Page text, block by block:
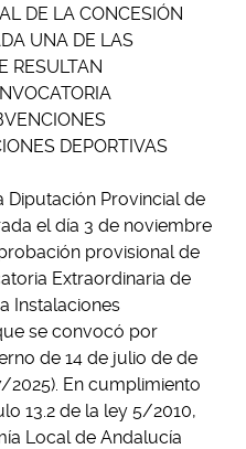
DE LA CONCESIÓN
UNA DE LAS
RESULTAN
DEPORTIVAS
Diputación Provincial de
el día 3 de noviembre
provisional de
Extraordinaria de
Instalaciones
se convocó por
de 14 de julio de de
2025). En cumplimiento
13.2 de la ley 5/2010,
Local de Andalucía